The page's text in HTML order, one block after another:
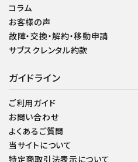
コラム
お客様の声
故障・交換・解約・移動申請
サブスクレンタル約款
ガイドライン
ご利用ガイド
お問い合わせ
よくあるご質問
当サイトについて
特定商取引法表示について